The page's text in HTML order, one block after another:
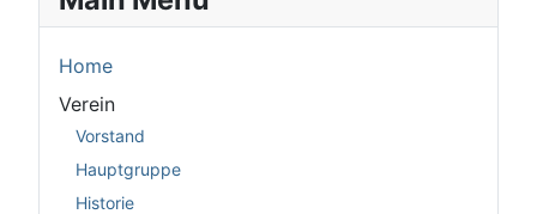
Home
Verein
Vorstand
Hauptgruppe
Historie